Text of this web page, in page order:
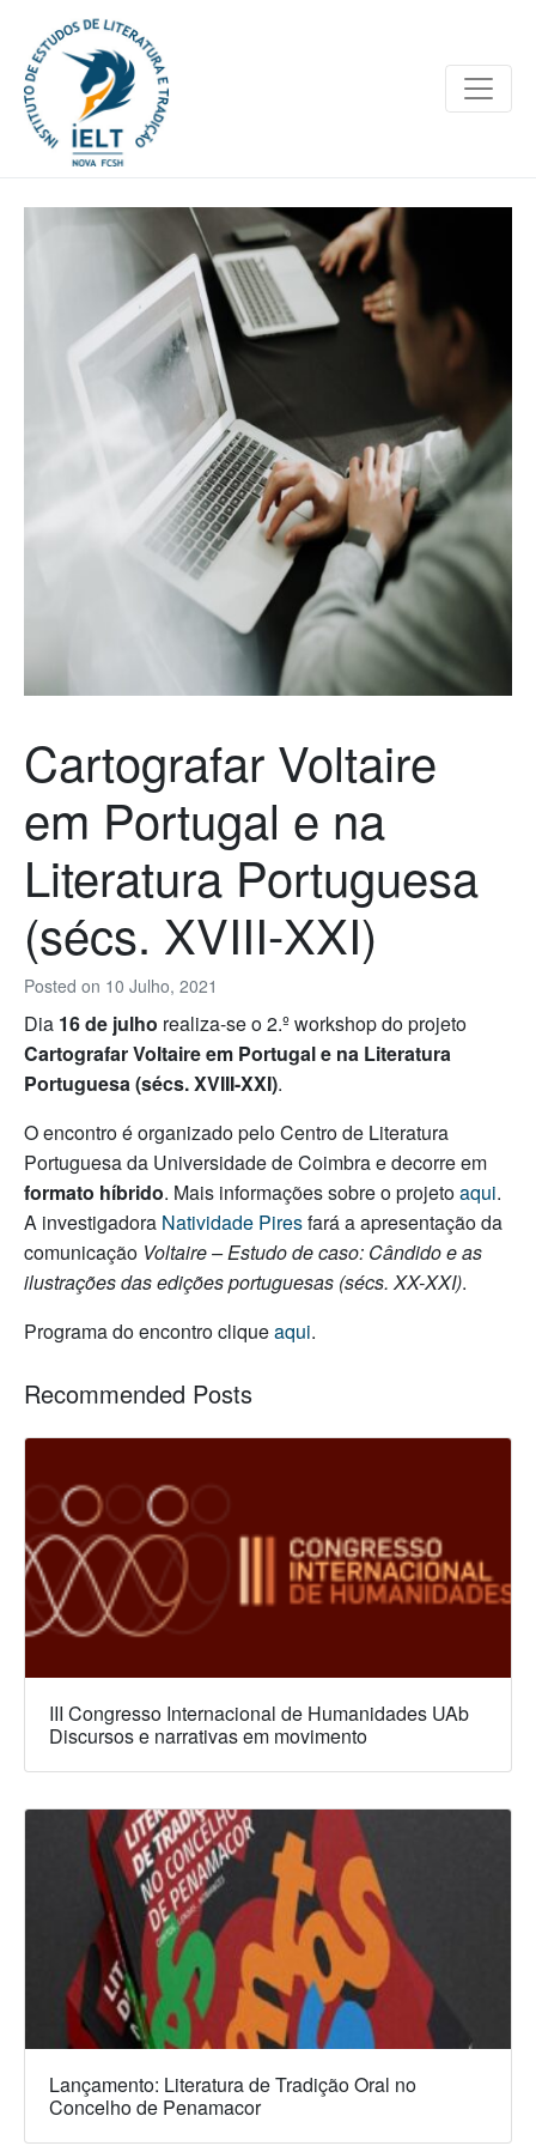
Posted on 10 Julho, 2021
Cartografar Voltaire
em Portugal e na
Literatura Portuguesa
(sécs. XVIII-XXI)
Dia 16 de julho realiza-se o 2.º workshop do projeto
Cartografar Voltaire em Portugal e na Literatura
Portuguesa (sécs. XVIII-XXI).
O encontro é organizado pelo Centro de Literatura
Portuguesa da Universidade de Coimbra e decorre em
formato híbrido. Mais informações sobre o projetoaqui.
A investigadora Natividade Piresfará a apresentação da
comunicação Voltaire – Estudo de caso: Cândido e as
ilustrações das edições portuguesas (sécs. XX-XXI).
Programa do encontro cliqueaqui.
Recommended Posts
III Congresso Internacional de Humanidades UAb
Discursos e narrativas em movimento
Lançamento: Literatura de Tradição Oral no
Concelho de Penamacor